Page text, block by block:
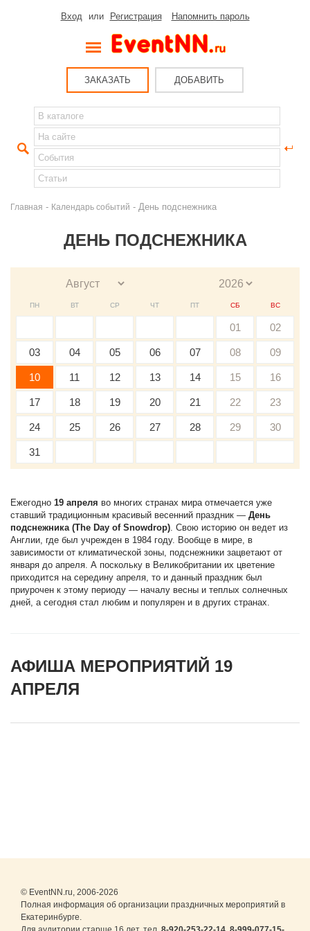
Вход или Регистрация Напомнить пароль
ЗАКАЗАТЬ ДОБАВИТЬ
Главная - Календарь событий - День подснежника
ДЕНЬ ПОДСНЕЖНИКА
ПН ВТ СР ЧТ ПТ СБ ВС
01 02
03 04 05 06 07 08 09
10 11 12 13 14 15 16
17 18 19 20 21 22 23
24 25 26 27 28 29 30
31
Ежегодно 19 апреля во многих странах мира отмечается уже
ставший традиционным красивый весенний праздник — День
подснежника (The Day of Snowdrop). Свою историю он ведет из
Англии, где был учрежден в 1984 году. Вообще в мире, в
зависимости от климатической зоны, подснежники зацветают от
января до апреля. А поскольку в Великобритании их цветение
приходится на середину апреля, то и данный праздник был
приурочен к этому периоду — началу весны и теплых солнечных
дней, а сегодня стал любим и популярен и в других странах.
АФИША МЕРОПРИЯТИЙ 19
АПРЕЛЯ
© EventNN.ru, 2006-2026
Полная информация об организации праздничных мероприятий в
Екатеринбурге.